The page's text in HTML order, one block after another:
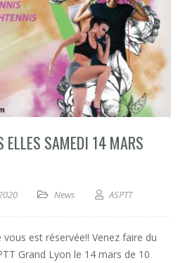
ELLES SAMEDI 14 MARS
News ASPTT
est réservée!! Venez faire du
Grand Lyon le 14 mars de 10